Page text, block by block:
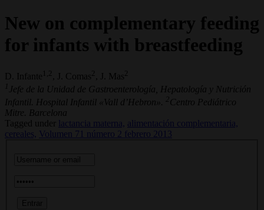
New on complementary feeding
for infants with breastfeeding
D. Infante 1,2 , J. Comas , J. Mas
1 Jefe de la Unidad de Gastroenterología, Hepatología y Nutrición
Infantil. Hospital Infantil «Vall d’Hebron».
2Centro Pediátrico
Mitre. Barcelona
Tagged under
lactancia materna, alimentación complementaria,
cereales,
Volumen 71 número 2 febrero 2013